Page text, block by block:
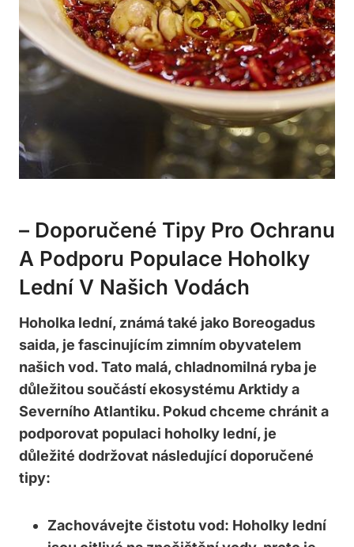
– Doporučené Tipy Pro ⁣ochranu
A Podporu⁣ Populace Hoholky
Lední ‌v⁢ Našich Vodách
Hoholka⁣ lední, známá‌ také ‍jako Boreogadus
saida, je fascinujícím ​zimním obyvatelem ​
našich vod. Tato malá, chladnomilná ryba je
důležitou⁤ součástí⁤ ekosystému Arktidy a
Severního Atlantiku. Pokud chceme chránit a
podporovat populaci hoholky lední, ‌je
důležité dodržovat následující doporučené
tipy:
Zachovávejte čistotu ⁣vod: Hoholky lední